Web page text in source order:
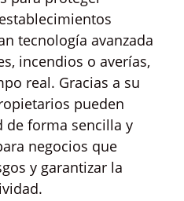
tecnología avanzada
incendios o averías,
real. Gracias a su
pueden
de forma sencilla y
negocios que
y garantizar la